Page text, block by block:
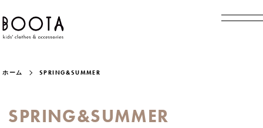
ホーム SPRING&SUMMER
SPRING&SUMMER